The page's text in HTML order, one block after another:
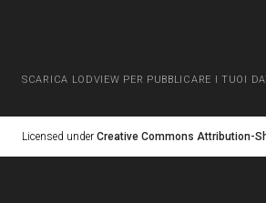
SCARICA LODVIEW PER PUBBLICARE I TUOI
Licensed under Creative Commons Attribution-